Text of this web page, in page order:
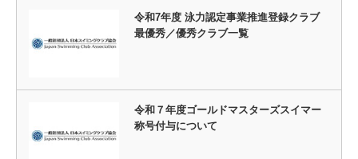
令和7年度 泳力認定事業推進登録クラブ
最優秀／優秀クラブ一覧
令和７年度ゴールドマスターズスイマー
称号付与について